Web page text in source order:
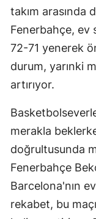
takım arasında
Fenerbahçe, ev
72-71 yenerek
durum, yarınki
artırıyor.
merakla
doğrultusunda
Fenerbahçe
Barcelona'nın
rekabet, bu